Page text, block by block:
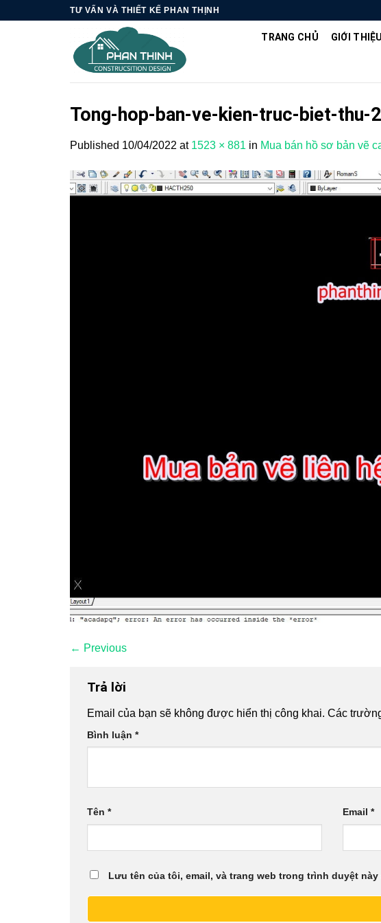
TƯ VẤN VÀ THIẾT KẾ PHAN THỊNH
TRANG CHỦ GIỚI THIỆU
Tong-hop-ban-ve-kien-truc-biet-thu-
Published 10/04/2022 at 1523 × 881 in Mua bán hồ sơ bản vẽ
← Previous
Trả lời
Email của bạn sẽ không được hiển thị công khai. Các
Bình luận *
Tên * Email*
Lưu tên của tôi, email, và trang web trong trình duyệt